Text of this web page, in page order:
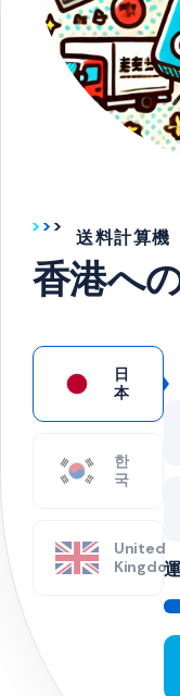
送料計算機
香港へ
日
本
한
국
United